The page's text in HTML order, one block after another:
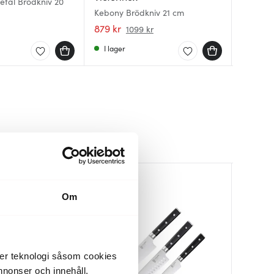
Om
teknologi såsom cookies
och innehåll,
Kebony Brödkniv 21 cm
879 kr 1099 kr
I lager